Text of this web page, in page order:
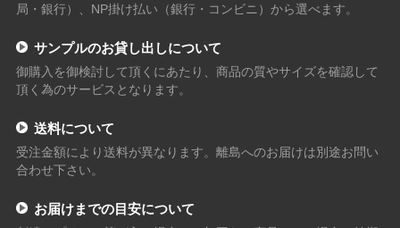
局・銀行）、NP掛け払い（銀行・コンビニ）から選べます。
サンプルのお貸し出しについて
御購入を御検討して頂くにあたり、商品の質やサイズを確認して
頂く為のサービスとなります。
送料について
受注金額により送料が異なります。離島へのお届けは別途お問い
合わせ下さい。
お届けまでの目安について